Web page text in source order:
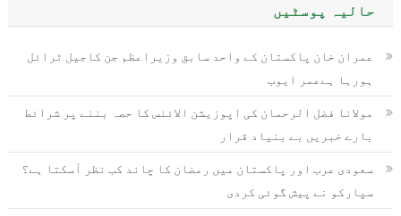
حالیہ پوسٹیں
عمران خان پاکستان کے واحد سابق وزیراعظم جن کاجیل ٹرائل
ہورہا ہےعمر ایوب
مولانا فضل الرحمان کی اپوزیشن الائنس کا حصہ بننے پر شرائط
بارے خبریں بے بنیاد قرار
سعودی عرب اور پاکستان میں رمضان کا چاند کب نظر آسکتا ہے؟
سپارکو نے پیش گوئی کردی